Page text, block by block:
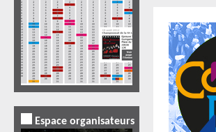
Espace organisateurs